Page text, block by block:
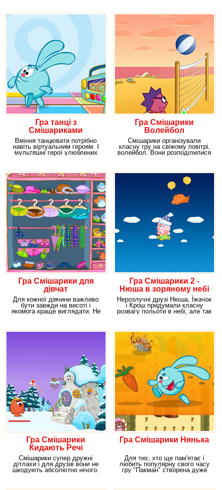
Гра танці з
Смішариками
Вміння танцювати потрібно
навіть віртуальним героям. І
мультяшні герої улюблених
Гра Смішарики
Волейбол
Смішарики організували
класну гру на свіжому повітрі,
волейбол. Вони розподілилися
Гра Смішарики для
дівчат
Для кожної дівчини важливо
бути завжди на висоті і
якомога краще виглядати. Не
Гра Смішарики 2 -
Нюша в зоряному небі
Нерозлучні друзі Нюша, Їжачок
і Крош придумали класну
розвагу польоти в небі, але так
Гра Смішарики
Кидають Речі
Смішарики супер дружні
дітлахи і для друзів вони не
шкодують абсолютно нічого.
Гра Смішарики Нянька
Для тих, хто ще пам'ятає і
любить популярну свого часу
гру "Пакман" створена дуже